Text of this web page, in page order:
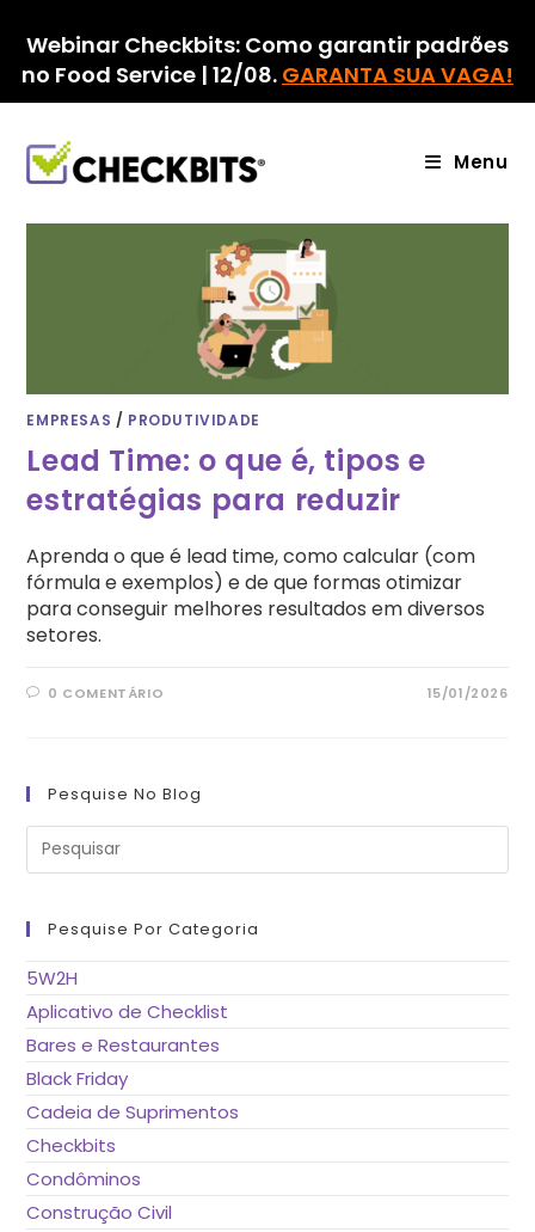
para
conteúdo
Webinar Checkbits: Como garantir padrões
no Food Service | 12/08. GARANTA SUA VAGA!
Menu
EMPRESAS / PRODUTIVIDADE
Lead Time: o que é, tipos e
estratégias para reduzir
Aprenda o que é lead time, como calcular (com
fórmula e exemplos) e de que formas otimizar
para conseguir melhores resultados em diversos
setores.
0 COMENTÁRIO 15/01/2026
Pesquise No Blog
Pesquise Por Categoria
5W2H
Aplicativo de Checklist
Bares e Restaurantes
Black Friday
Cadeia de Suprimentos
Checkbits
Condôminos
Construção Civil